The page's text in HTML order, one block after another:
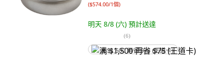
($574.00/1個)
明天 8/8 (六) 預計送達
(6)
满 $1,500 再省 $75 (王道卡)